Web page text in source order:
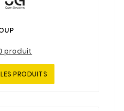
produit
PRODUITS